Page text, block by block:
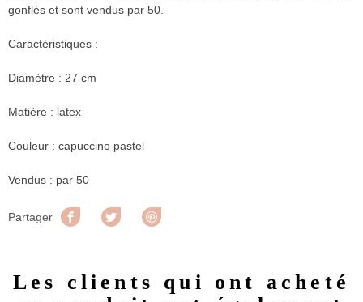
gonflés et sont vendus par 50.
Caractéristiques :
Diamètre : 27 cm
Matière : latex
Couleur : capuccino pastel
Vendus : par 50
Partager Partager Tweet
Les clients qui ont acheté